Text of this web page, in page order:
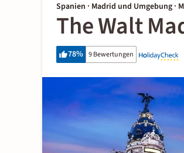
Spanien · Madrid und Umgebung ·
The Walt
78% 9 Bewertungen